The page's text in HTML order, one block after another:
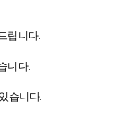
립니다.
니다.
습니다.